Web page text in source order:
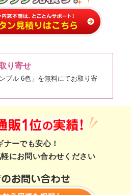
り寄せ
プル 6色」を無料にてお取り寄
ナーでも安心！
にお問い合わせください